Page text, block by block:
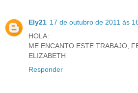
Ely21 17 de outubro de 2011 às
HOLA:
ME ENCANTO ESTE TRABAJO,
ELIZABETH
Responder